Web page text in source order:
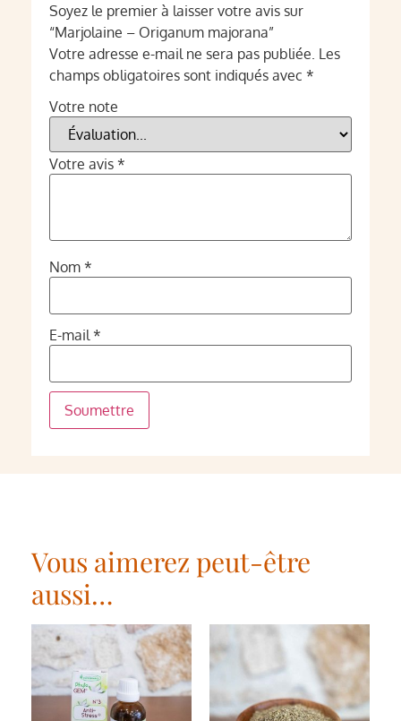
Soyez le premier à laisser votre avis sur
“Marjolaine – Origanum majorana”
Votre adresse e-mail ne sera pas publiée. Les
champs obligatoires sont indiqués avec *
Votre note
Votre avis *
Nom *
E-mail*
Vous aimerez peut-être
aussi…